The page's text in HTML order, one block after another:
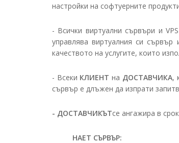
настройки на софтуерните
- Всички виртуални сървъри и
управлява виртуалния си
качеството на услугите, които
- Всеки КЛИЕНТ на ДОСТАВЧИКА,
сървър е длъжен да изпрати
- ДОСТАВЧИКЪТсе ангажира в
НАЕТ СЪРВЪР: